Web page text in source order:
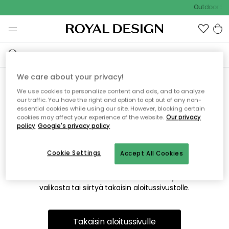
Outdoor
Emme valitettavasti löydä
etsimääsi sivua
Tämä voi johtua siitä, että sivua ei enää ole tai siitä, että se
on siirretty muualle. Pahoittelemme tästä mahdollisesti
valikosta tai siirtyä takaisin aloitussivustolle.
Takaisin aloitussivulle
We care about your privacy!
We use cookies to personalize content and ads, and to analyze
our traffic. You have the right and option to opt out of any non-
essential cookies while using our site. However, blocking certain
cookies may affect your experience of the website. Our privacy
policy Google's privacy policy
Accept All Cookies
Cookie Settings